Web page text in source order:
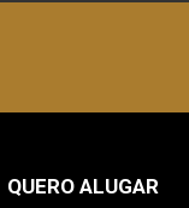
QUERO ALUGAR